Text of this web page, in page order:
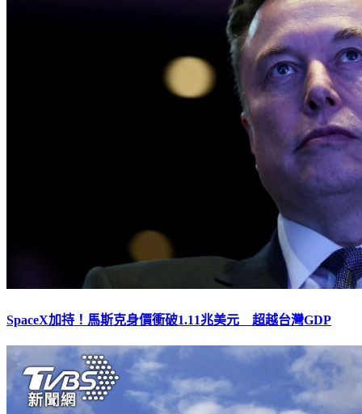
SpaceX加持！馬斯克身價衝破1.11兆美元 超越台灣GDP